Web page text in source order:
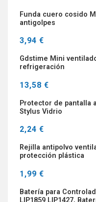
Funda cuero cosido
antigolpes
3,94 €
Gdstime Mini
refrigeración
13,58 €
Protector de pantalla
Stylus Vidrio
2,24 €
Rejilla antipolvo
protección plástica
1,99 €
Batería para
LIP1859 LIP1427,